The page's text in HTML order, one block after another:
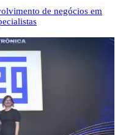
de negócios em